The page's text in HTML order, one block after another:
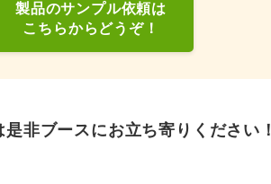
製品のサンプル依頼は
こちらからどうぞ！
非ブースにお立ち寄りください！